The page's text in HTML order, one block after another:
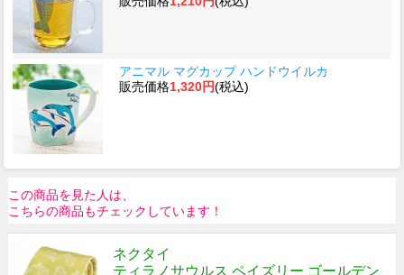
アニマル マグカップ ハンドウイルカ
販売価格1,320円(税込)
この商品を見た人は、
こちらの商品もチェックしています！
ネクタイ
ティラノサウルス ペイズリー ゴールデン